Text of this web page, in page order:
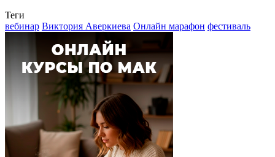
Теги
вебинар Виктория Аверкиева Онлайн марафон фестиваль